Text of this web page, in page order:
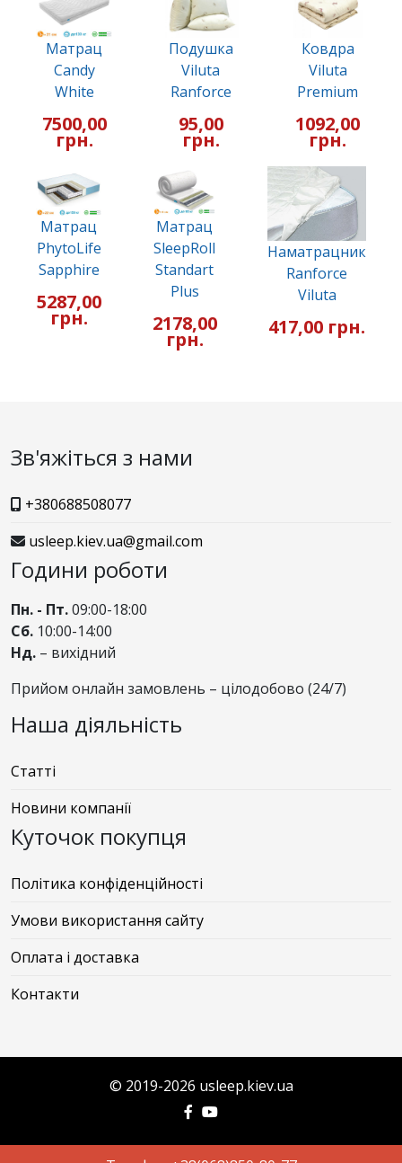
Матрац
Candy
White
7500,00
грн.
Подушка
Viluta
Ranforce
95,00
грн.
Ковдра
Viluta
Premium
1092,00
грн.
Матрац
PhytoLife
Sapphire
5287,00
грн.
Матрац
SleepRoll
Standart
Plus
2178,00
грн.
Наматрацник
Ranforce
Viluta
417,00 грн.
Зв'яжіться з нами
+380688508077
usleep.kiev.ua@gmail.com
Години роботи
Пн. - Пт.09:00-18:00
Сб. 10:00-14:00
Нд. – вихідний
Прийом онлайн замовлень – цілодобово (24/7)
Наша діяльність
Статті
Новини компанії
Куточок покупця
Політика конфіденційності
Умови використання сайту
Оплата і доставка
Контакти
© 2019-2026 usleep.kiev.ua